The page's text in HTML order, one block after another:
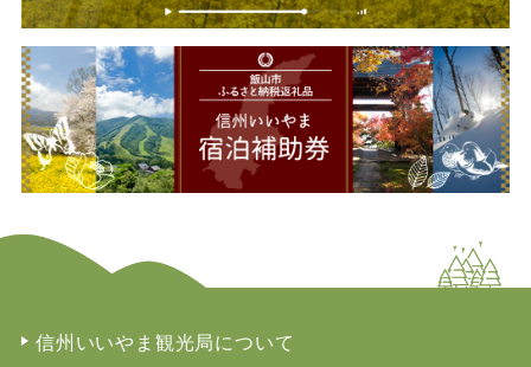
信州いいやま観光局について